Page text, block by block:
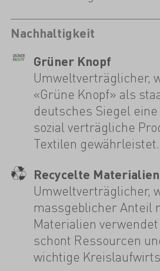
Nachhaltigkeit
Grüner Knopf
Umweltverträglicher,
«Grüne Knopf» als
deutsches Siegel
sozial verträgliche
Textilen gewährleistet.
Recycelte Materialien
Umweltverträglicher,
massgeblicher Anteil
Materialien
schont Ressourcen
wichtige